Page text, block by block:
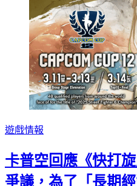
遊戲情報
卡普空回應《快打
爭議，為了「長期